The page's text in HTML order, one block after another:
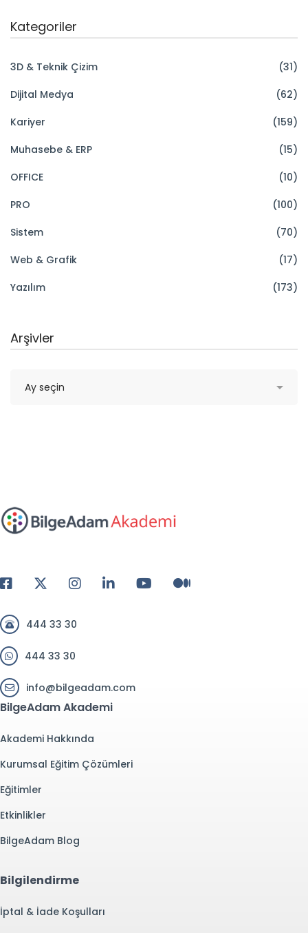
Kategoriler
3D & Teknik Çizim
(31)
Dijital Medya
(62)
Kariyer
(159)
Muhasebe & ERP
(15)
OFFICE
(10)
PRO
(100)
Sistem
(70)
Web & Grafik
(17)
Yazılım
(173)
Arşivler
444 33 30
444 33 30
info@bilgeadam.com
BilgeAdam Akademi
Akademi Hakkında
Kurumsal Eğitim Çözümleri
Eğitimler
Etkinlikler
BilgeAdam Blog
Bilgilendirme
İptal & İade Koşulları